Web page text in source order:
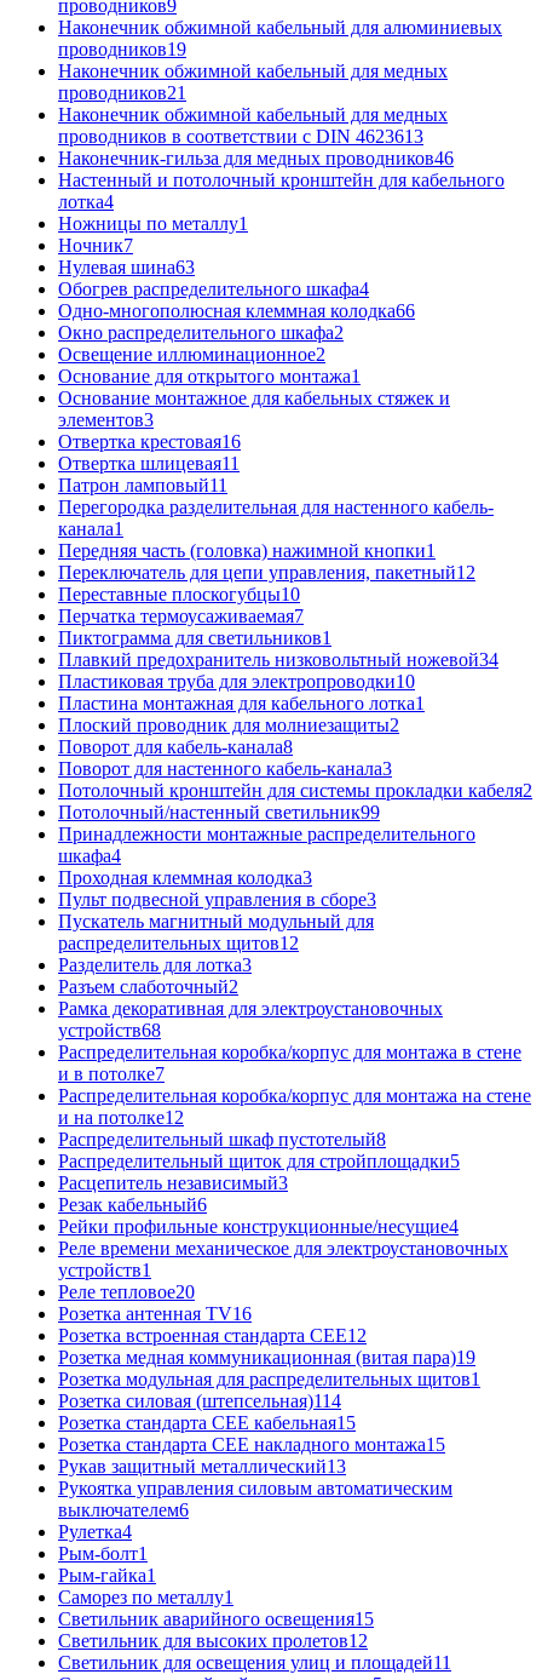
проводников9
Наконечник обжимной кабельный для алюминиевых
проводников19
Наконечник обжимной кабельный для медных
проводников21
Наконечник обжимной кабельный для медных
проводников в соответствии с DIN 4623613
Наконечник-гильза для медных проводников46
Настенный и потолочный кронштейн для кабельного
лотка4
Ножницы по металлу1
Ночник7
Нулевая шина63
Обогрев распределительного шкафа4
Одно-многополюсная клеммная колодка66
Окно распределительного шкафа2
Освещение иллюминационное2
Основание для открытого монтажа1
Основание монтажное для кабельных стяжек и
элементов3
Отвертка крестовая16
Отвертка шлицевая11
Патрон ламповый11
Перегородка разделительная для настенного кабель-
канала1
Передняя часть (головка) нажимной кнопки1
Переключатель для цепи управления, пакетный12
Переставные плоскогубцы10
Перчатка термоусаживаемая7
Пиктограмма для светильников1
Плавкий предохранитель низковольтный ножевой34
Пластиковая труба для электропроводки10
Пластина монтажная для кабельного лотка1
Плоский проводник для молниезащиты2
Поворот для кабель-канала8
Поворот для настенного кабель-канала3
Потолочный кронштейн для системы прокладки кабеля2
Потолочный/настенный светильник99
Принадлежности монтажные распределительного
шкафа4
Проходная клеммная колодка3
Пульт подвесной управления в сборе3
Пускатель магнитный модульный для
распределительных щитов12
Разделитель для лотка3
Разъем слаботочный2
Рамка декоративная для электроустановочных
устройств68
Распределительная коробка/корпус для монтажа в стене
и в потолке7
Распределительная коробка/корпус для монтажа на стене
и на потолке12
Распределительный шкаф пустотелый8
Распределительный щиток для стройплощадки5
Расцепитель независимый3
Резак кабельный6
Рейки профильные конструкционные/несущие4
Реле времени механическое для электроустановочных
устройств1
Реле тепловое20
Розетка антенная TV16
Розетка встроенная стандарта CEE12
Розетка медная коммуникационная (витая пара)19
Розетка модульная для распределительных щитов1
Розетка силовая (штепсельная)114
Розетка стандарта СЕЕ кабельная15
Розетка стандарта СЕЕ накладного монтажа15
Рукав защитный металлический13
Рукоятка управления силовым автоматическим
выключателем6
Рулетка4
Рым-болт1
Рым-гайка1
Саморез по металлу1
Светильник аварийного освещения15
Светильник для высоких пролетов12
Светильник для освещения улиц и площадей11